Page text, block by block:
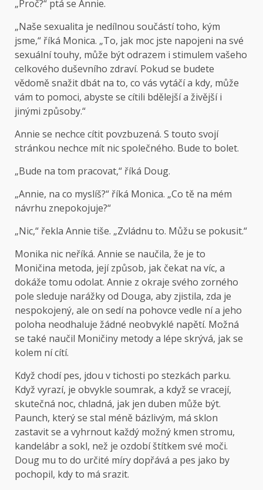
„Proč?“ ptá se Annie.
„Naše sexualita je nedílnou součástí toho, kým
jsme,“ říká Monica. „To, jak moc jste napojeni na své
sexuální touhy, může být odrazem i stimulem vašeho
celkového duševního zdraví. Pokud se budete
vědomě snažit dbát na to, co vás vytáčí a kdy, může
vám to pomoci, abyste se cítili bdělejší a živější i
jinými způsoby.“
Annie se nechce cítit povzbuzená. S touto svojí
stránkou nechce mít nic společného. Bude to bolet.
„Bude na tom pracovat,“ říká Doug.
„Annie, na co myslíš?“ říká Monica. „Co tě na mém
návrhu znepokojuje?“
„Nic,“ řekla Annie tiše. „Zvládnu to. Můžu se pokusit.“
Monika nic neříká. Annie se naučila, že je to
Moničina metoda, její způsob, jak čekat na víc, a
dokáže tomu odolat. Annie z okraje svého zorného
pole sleduje narážky od Douga, aby zjistila, zda je
nespokojený, ale on sedí na pohovce vedle ní a jeho
poloha neodhaluje žádné neobvyklé napětí. Možná
se také naučil Moničiny metody a lépe skrývá, jak se
kolem ní cítí.
Když chodípes, jdou v tichosti po stezkách parku.
Když vyrazí, je obvykle soumrak, a když se vracejí,
skutečná noc, chladná, jak jen duben může být.
Paunch, který se stal méně bázlivým, má sklon
zastavit se a vyhrnout každý možný kmen stromu,
kandelábr a sokl, než je ozdobí štítkem své moči.
Doug mu to do určité míry dopřává a pes jako by
pochopil, kdy to má srazit.